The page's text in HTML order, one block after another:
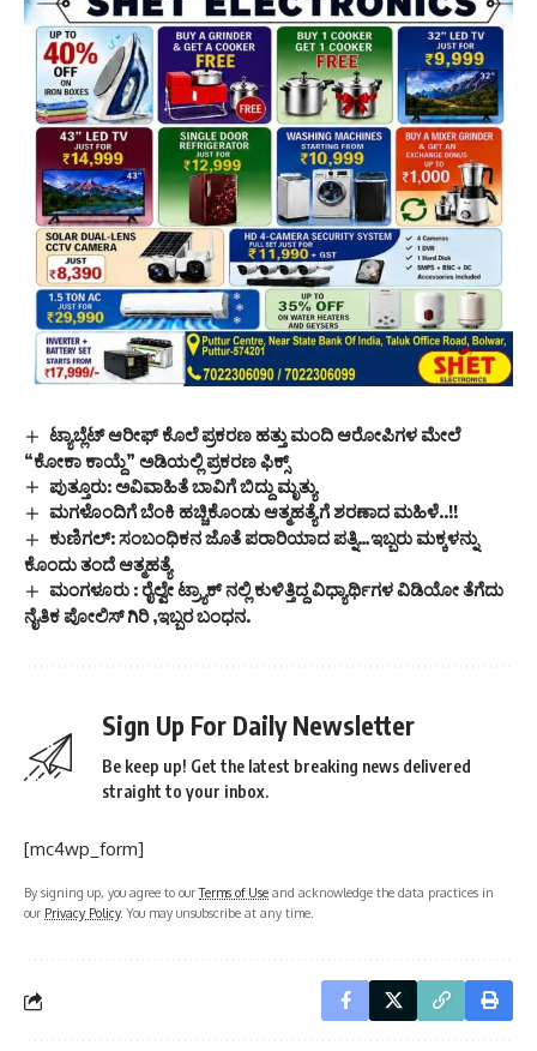
ಟ್ಯಾಬ್ಲೆಟ್ ಆರೀಫ್ ಕೊಲೆ ಪ್ರಕರಣ ಹತ್ತು ಮಂದಿ ಆರೋಪಿಗಳ ಮೇಲೆ
“ಕೋಕಾ ಕಾಯ್ದೆ” ಅಡಿಯಲ್ಲಿ ಪ್ರಕರಣ ಫಿಕ್ಸ್
ಪುತ್ತೂರು: ಅವಿವಾಹಿತೆ ಬಾವಿಗೆ ಬಿದ್ದು ಮೃತ್ಯು
ಮಗಳೊಂದಿಗೆ ಬೆಂಕಿ ಹಚ್ಚಿಕೊಂಡು ಆತ್ಮಹತ್ಯೆಗೆ ಶರಣಾದ ಮಹಿಳೆ..!!
ಕುಣಿಗಲ್: ಸಂಬಂಧಿಕನ ಜೊತೆ ಪರಾರಿಯಾದ ಪತ್ನಿ…ಇಬ್ಬರು ಮಕ್ಕಳನ್ನು
ಕೊಂದು ತಂದೆ ಆತ್ಮಹತ್ಯೆ
ಮಂಗಳೂರು : ರೈಲ್ವೇ ಟ್ರ್ಯಾಕ್ ನಲ್ಲಿ ಕುಳಿತ್ತಿದ್ದ ವಿಧ್ಯಾರ್ಥಿಗಳ ವಿಡಿಯೋ ತೆಗೆದು
ನೈತಿಕ ಪೋಲಿಸ್ ಗಿರಿ ,ಇಬ್ಬರ ಬಂಧನ.
Sign Up For Daily Newsletter
Be keep up! Get the latest breaking news delivered
straight to your inbox.
[mc4wp_form]
By signing up, you agree to ourTerms of Use and acknowledge the data practices in
our Privacy Policy. You may unsubscribe at any time.